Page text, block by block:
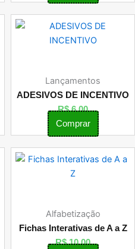
Lançamentos
ADESIVOS DE INCENTIVO
R$6,00
Comprar
Alfabetização
Fichas Interativas de A a Z
R$10,00